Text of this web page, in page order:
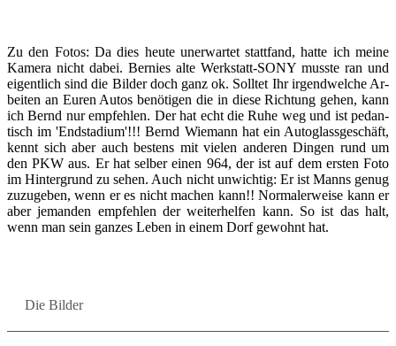
Zu den Fotos: Da dies heute un­er­war­tet statt­fand, hatte ich meine
Ka­me­ra nicht dabei. Ber­nies alte Werkstatt-​​SONY muss­te ran und
ei­gent­lich sind die Bil­der doch ganz ok. Soll­tet Ihr ir­gend­wel­che Ar­
bei­ten an Euren Autos be­nö­ti­gen die in diese Rich­tung gehen, kann
ich Bernd nur emp­feh­len. Der hat echt die Ruhe weg und ist pe­dan­
tisch im 'End­sta­di­um'!!! Bernd Wie­mann hat ein Au­to­glass­ge­schäft,
kennt sich aber auch bes­tens mit vie­len an­de­ren Din­gen rund um
den PKW aus. Er hat sel­ber einen 964, der ist auf dem ers­ten Foto
im Hin­ter­grund zu sehen. Auch nicht un­wich­tig: Er ist Manns genug
zu­zu­ge­ben, wenn er es nicht ma­chen kann!! Nor­ma­ler­wei­se kann er
aber je­man­den emp­feh­len der wei­ter­hel­fen kann. So ist das halt,
wenn man sein gan­zes Leben in einem Dorf ge­wohnt hat.
Die Bil­der